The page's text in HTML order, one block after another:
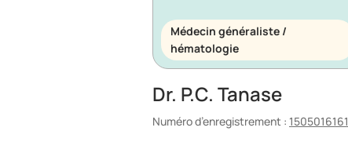
Médecin généraliste /
hématologie
Dr. P.C. Tanase
Numéro d’enregistrement : 1505016161